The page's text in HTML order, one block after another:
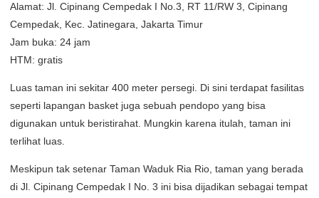
Alamat: Jl. Cipinang Cempedak I No.3, RT 11/RW 3, Cipinang
Cempedak, Kec. Jatinegara, Jakarta Timur
Jam buka: 24 jam
HTM: gratis
Luas taman ini sekitar 400 meter persegi. Di sini terdapat fasilitas
seperti lapangan basket juga sebuah pendopo yang bisa
digunakan untuk beristirahat. Mungkin karena itulah, taman ini
terlihat luas.
Meskipun tak setenar Taman Waduk Ria Rio, taman yang berada
di Jl. Cipinang Cempedak I No. 3 ini bisa dijadikan sebagai tempat